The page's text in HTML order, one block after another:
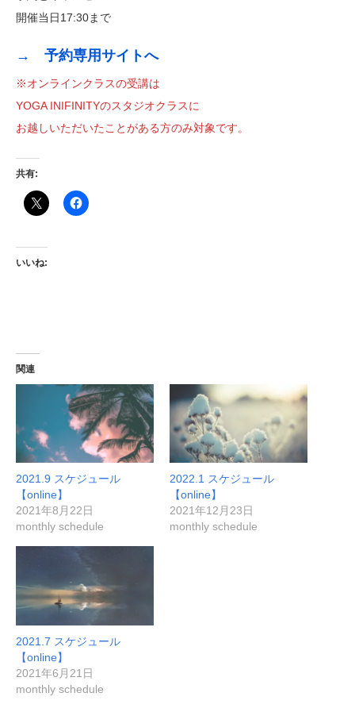
開催当日17:30まで
→ 予約専用サイトへ
※オンラインクラスの受講は
YOGA INIFINITYのスタジオクラスに
お越しいただいたことがある方のみ対象です。
共有:
いいね:
関連
2021.9 スケジュール
【online】
2021年8月22日
monthly schedule
2022.1 スケジュール
【online】
2021年12月23日
monthly schedule
2021.7 スケジュール
【online】
2021年6月21日
monthly schedule